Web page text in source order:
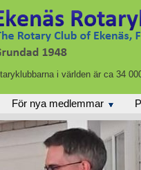
i världen är ca 34
För nya medlemmar